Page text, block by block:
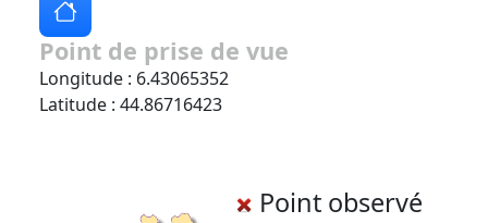
Point de prise de vue
Longitude : 6.43065352
Latitude : 44.86716423
Point observé